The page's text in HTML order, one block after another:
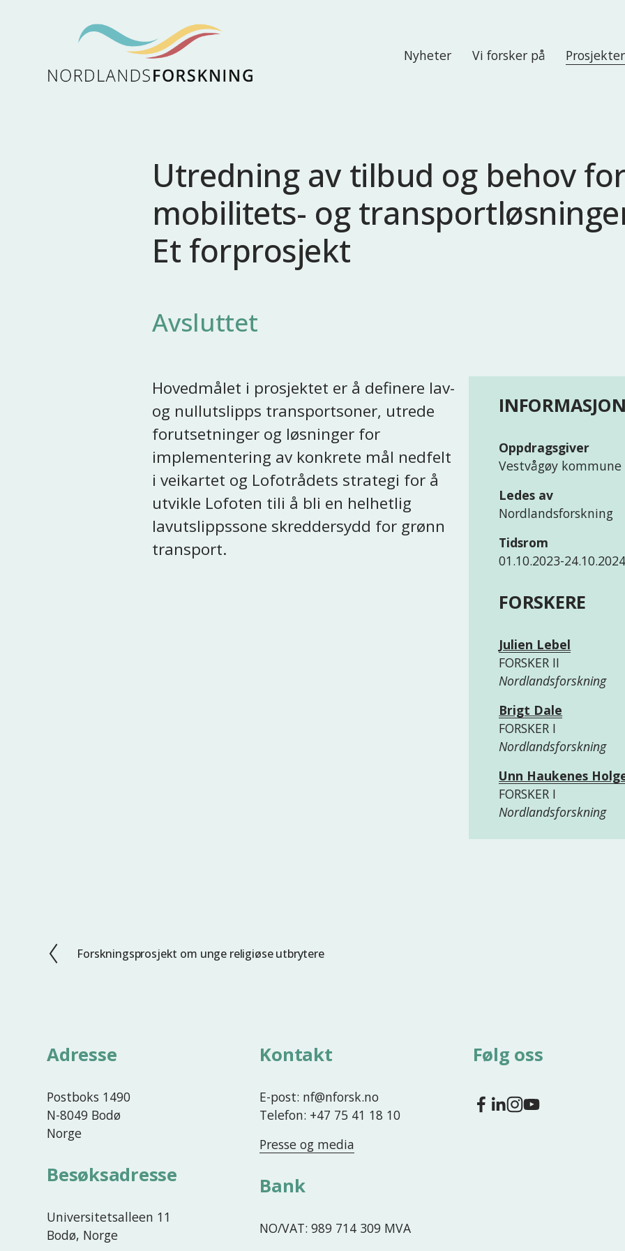
Nyheter Vi forsker på Prosjekter
Utredning av tilbud og behov
mobilitets- og
Et forprosjekt
Avsluttet
Oppdragsgiver
Vestvågøy kommune
Ledes av
Nordlandsforskning
Tidsrom
01.10.2023-
FORSKERE
Julien Lebel
FORSKER II
Nordlandsforskning
Brigt Dale
FORSKER I
Nordlandsforskning
Unn Haukenes
FORSKER I
Nordlandsforskning
Hovedmålet i prosjektet er å definere lav-
og nullutslipps transportsoner, utrede
forutsetninger og løsninger for
implementering av konkrete mål nedfelt
i veikartet og Lofotrådets strategi for å
utvikle Lofoten tili å bli en helhetlig
lavutslippssone skreddersydd for grønn
transport.
F
g
e
Forskningsprosjekt om unge religiøse utbrytere
Adresse
Postboks 1490
N-8049 Bodø
Norge
Besøksadresse
Universitetsalleen 11
Bodø, Norge
Kontakt
E-post: nf@nforsk.no
Telefon: +47 75 41 18 10
Presse og media
Bank
NO/VAT: 989 714 309 MVA
Følg oss